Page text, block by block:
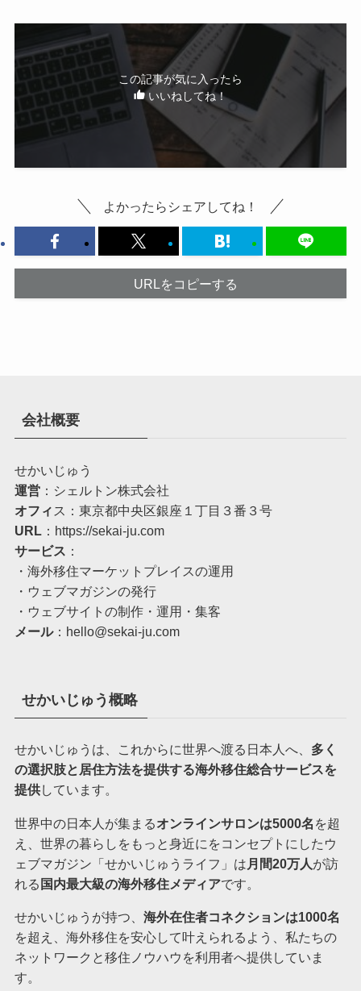
この記事が気に入ったら
いいねしてね！
よかったらシェアしてね！
URLをコピーする
会社概要
せかいじゅう
運営：シェルトン株式会社
オフィ ス：東京都中央区銀座１丁目３番３号
URL： https://sekai-ju.com
サービス ：
・海外移住マーケットプレイスの運用
・ウェブマガジンの発行
・ウェブサイトの制作・運用・集客
メール：hello@sekai-ju.com
せかいじゅう概略
せかいじゅうは、これからに世界へ渡る日本人へ、 多く
の選択肢と居住方法を提供する海外移住総合サービスを
提供しています。
世界中の日本人が集まるオンラインサロンは5000名 を超
え、世界の暮らしをもっと身近にをコンセプトにしたウ
ェブマガジン「せかいじゅうライフ」は 月間20万人 が訪
れる 国内最大級の海外移住メディアです。
せかいじゅうが持つ、 海外在住者コネクションは1000名
を超え、海外移住を安心して叶えられるよう、私たちの
ネットワークと移住ノウハウを利用者へ提供していま
す。